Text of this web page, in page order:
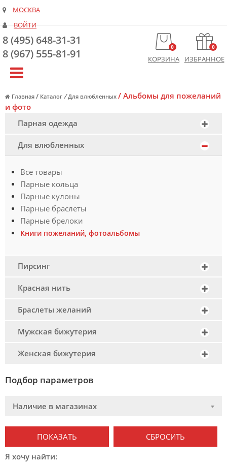
МОСКВА
ВОЙТИ
8 (495) 648-31-31
8 (967) 555-81-91
0
КОРЗИНА
0
ИЗБРАННОЕ
Главная / Каталог /Для влюбленных /Альбомы для пожеланий
и фото
Парная одежда
Для влюбленных
Все товары
Парные кольца
Парные кулоны
Парные браслеты
Парные брелоки
Книги пожеланий, фотоальбомы
Пирсинг
Красная нить
Браслеты желаний
Мужская бижутерия
Женская бижутерия
Подбор параметров
Наличие в магазинах
Я хочу найти: